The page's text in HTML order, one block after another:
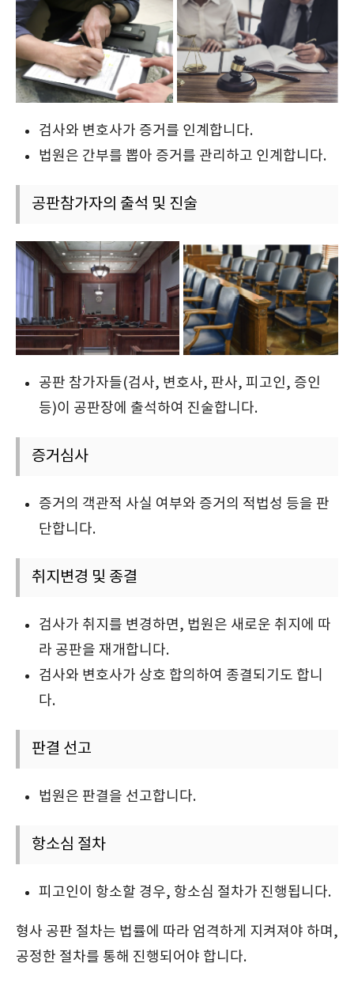
검사와 변호사가 증거를 인계합니다.
법원은 간부를 뽑아 증거를 관리하고 인계합니다.
공판참가자의 출석 및 진술
공판 참가자들(검사, 변호사, 판사, 피고인, 증인
등)이 공판장에 출석하여 진술합니다.
증거심사
증거의 객관적 사실 여부와 증거의 적법성 등을 판
단합니다.
취지변경 및 종결
검사가 취지를 변경하면, 법원은 새로운 취지에 따
라 공판을 재개합니다.
검사와 변호사가 상호 합의하여 종결되기도 합니
다.
판결 선고
법원은 판결을 선고합니다.
항소심 절차
피고인이 항소할 경우, 항소심 절차가 진행됩니다.
형사 공판 절차는 법률에 따라 엄격하게 지켜져야 하며,
공정한 절차를 통해 진행되어야 합니다.